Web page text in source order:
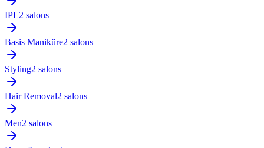
IPL2 salons
Basis Maniküre2 salons
Styling2 salons
Hair Removal2 salons
Men2 salons